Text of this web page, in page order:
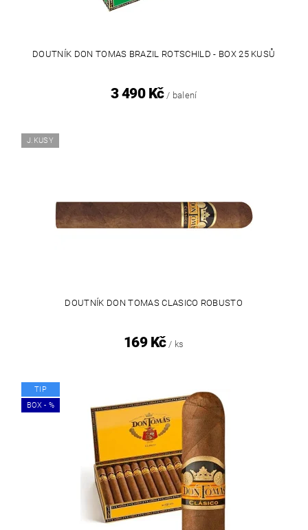
DOUTNÍK DON TOMAS BRAZIL ROTSCHILD - BOX 25 KUSŮ
3 490 Kč / balení
J.KUSY
DOUTNÍK DON TOMAS CLASICO ROBUSTO
169 Kč / ks
TIP
BOX - %